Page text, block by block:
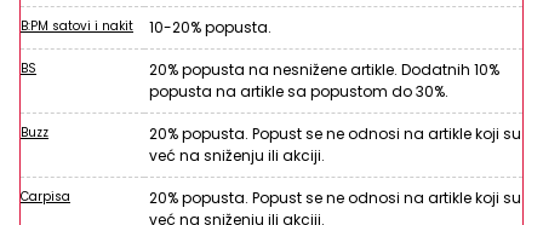
B:PM satovi i nakit 10-20% popusta.
BS
20% popusta na nesnižene artikle. Dodatnih 10%
popusta na artikle sa popustom do 30%.
Buzz
20% popusta. Popust se ne odnosi na artikle koji su
već na sniženju ili akciji.
Carpisa
20% popusta. Popust se ne odnosi na artikle koji su
već na sniženju ili akciji.